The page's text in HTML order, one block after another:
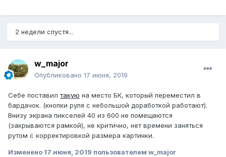
2 недели спустя...
w_major
Опубликовано 17 июня, 2019
Себе поставил такую на место БК, который переместил в
бардачок. (кнопки руля с небольшой доработкой работают).
Внизу экрана пикселей 40 из 600 не помещаются
(закрываются рамкой), не критично, нет времени заняться
рутом с корректировкой размера картинки.
Изменено 17 июня, 2019 пользователем w_major